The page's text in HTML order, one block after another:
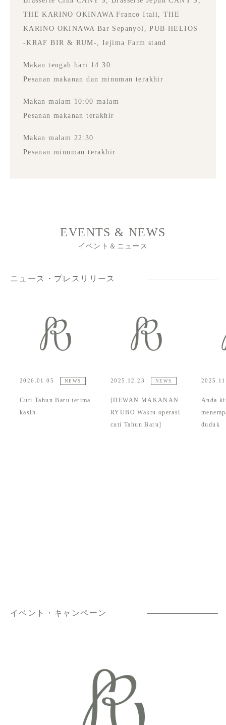
THE KARINO OKINAWA Franco Itali, THE
KARINO OKINAWA Bar Sepanyol, PUB HELIOS
-KRAF BIR & RUM-, Iejima Farm stand
Makan tengah hari 14:30
Pesanan makanan dan minuman terakhir
Makan malam 10:00 malam
Pesanan makanan terakhir
Makan malam 22:30
Pesanan minuman terakhir
EVENTS & NEWS
イベント＆ニュース
ニュース・プレスリリース
2026.01.05 NEWS
Cuti Tahun Baru terima
kasih
2025.12.23 NEWS
[DEWAN MAKANAN
RYUBO Waktu operasi
cuti Tahun Baru]
Anda
duduk
イベント・キャンペーン